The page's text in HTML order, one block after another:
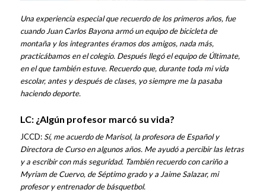
Una experiencia especial que recuerdo de los primeros años, fue
cuando Juan Carlos Bayona armó un equipo de bicicleta de
montaña y los integrantes éramos dos amigos, nada más,
practicábamos en el colegio. Después llegó el equipo de Últimate,
en el que también estuve. Recuerdo que, durante toda mi vida
escolar, antes y después de clases, yo siempre me la pasaba
haciendo deporte.
LC: ¿Algún profesor marcó su vida?
JCCD:Sí, me acuerdo de Marisol, la profesora de Español y
Directora de Curso en algunos años. Me ayudó a percibir las letras
y a escribir con más seguridad. También recuerdo con cariño a
Myriam de Cuervo, de Séptimo grado y a Jaime Salazar, mi
profesor y entrenador de básquetbol.